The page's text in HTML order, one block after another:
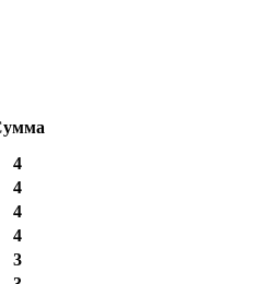
4
4
4
4
3